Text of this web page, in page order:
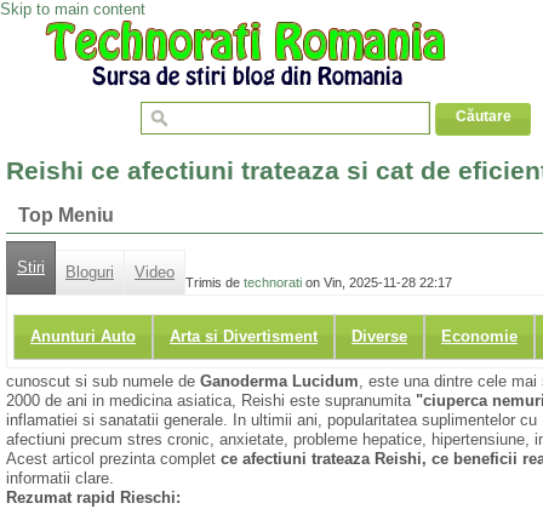
Skip to main content
Reishi ce afectiuni trateaza si cat de
Top Meniu
Stiri Bloguri Video
Anunturi Auto Arta si Divertisment Diverse Economie
Trimis de technorati on Vin, 2025-11-28 22:17
cunoscut si sub numele de Ganoderma Lucidum, este una dintre cele
2000 de ani in medicina asiatica, Reishi este supranumita "ciuperca
inflamatiei si sanatatii generale. In ultimii ani, popularitatea suplimentelor
afectiuni precum stres cronic, anxietate, probleme hepatice, hipertensiune,
Acest articol prezinta complet ce afectiuni trateaza Reishi, ce beneficii
informatii clare.
Rezumat rapid Rieschi: